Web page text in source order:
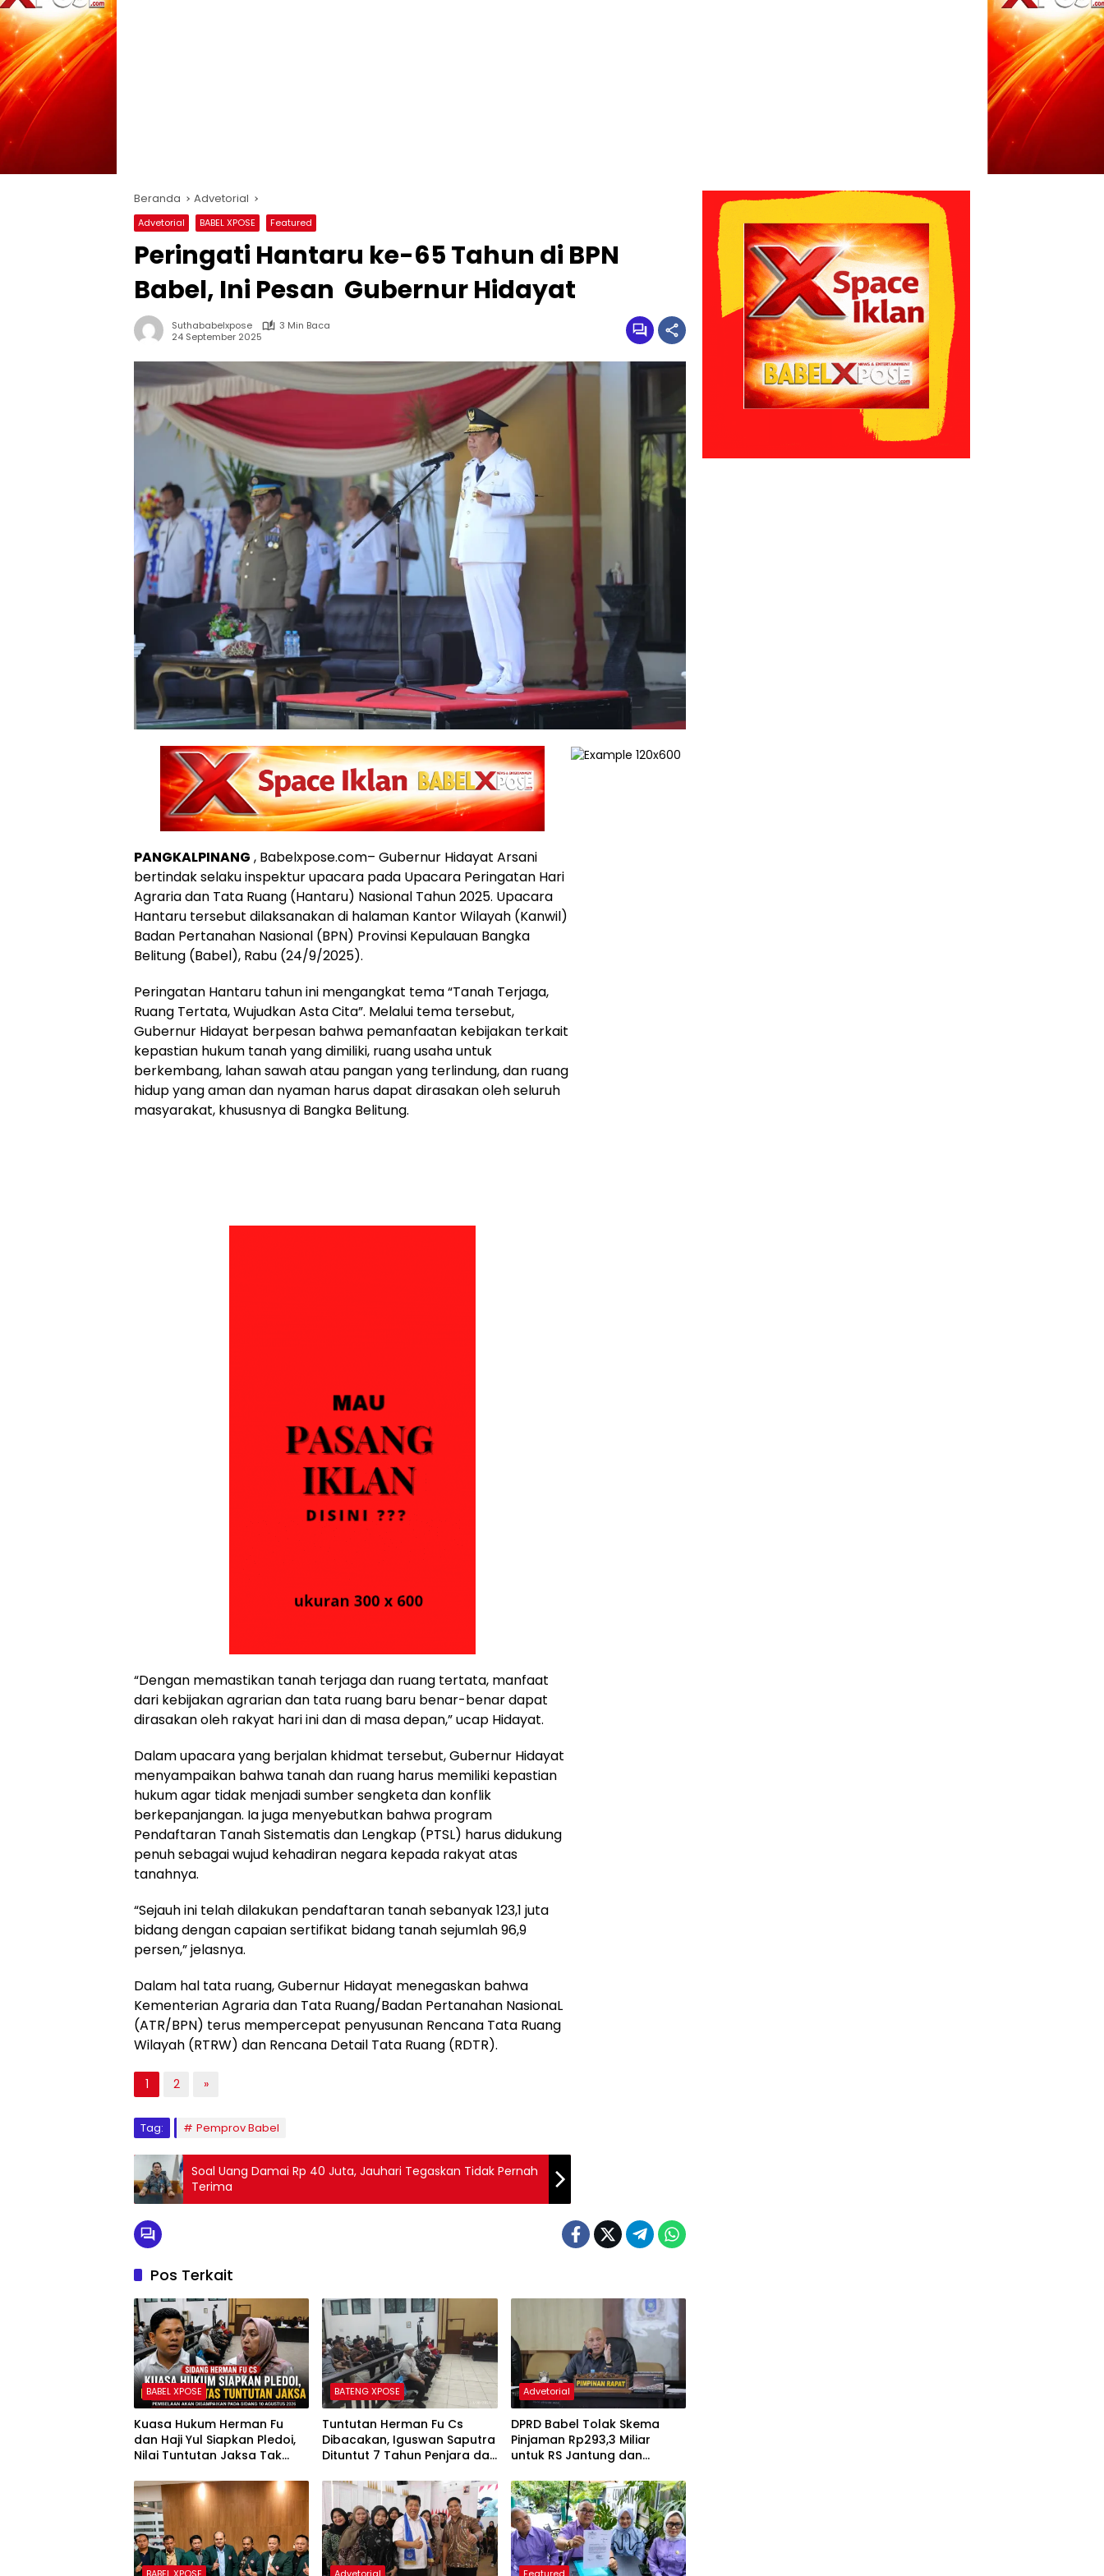
Beranda Advetorial
Advetorial BABEL XPOSE Featured
Peringati Hantaru ke-65 Tahun di BPN
Babel, Ini Pesan Gubernur Hidayat
Suthababelxpose
3 Min Baca
24 September 2025
PANGKALPINANG , Babelxpose.com– Gubernur Hidayat Arsani
bertindak selaku inspektur upacara pada Upacara Peringatan Hari
Agraria dan Tata Ruang (Hantaru) Nasional Tahun 2025. Upacara
Hantaru tersebut dilaksanakan di halaman Kantor Wilayah (Kanwil)
Badan Pertanahan Nasional (BPN) Provinsi Kepulauan Bangka
Belitung (Babel), Rabu (24/9/2025).
Peringatan Hantaru tahun ini mengangkat tema “Tanah Terjaga,
Ruang Tertata, Wujudkan Asta Cita”. Melalui tema tersebut,
Gubernur Hidayat berpesan bahwa pemanfaatan kebijakan terkait
kepastian hukum tanah yang dimiliki, ruang usaha untuk
berkembang, lahan sawah atau pangan yang terlindung, dan ruang
hidup yang aman dan nyaman harus dapat dirasakan oleh seluruh
masyarakat, khususnya di Bangka Belitung.
“Dengan memastikan tanah terjaga dan ruang tertata, manfaat
dari kebijakan agrarian dan tata ruang baru benar-benar dapat
dirasakan oleh rakyat hari ini dan di masa depan,” ucap Hidayat.
Dalam upacara yang berjalan khidmat tersebut, Gubernur Hidayat
menyampaikan bahwa tanah dan ruang harus memiliki kepastian
hukum agar tidak menjadi sumber sengketa dan konflik
berkepanjangan. Ia juga menyebutkan bahwa program
Pendaftaran Tanah Sistematis dan Lengkap (PTSL) harus didukung
penuh sebagai wujud kehadiran negara kepada rakyat atas
tanahnya.
“Sejauh ini telah dilakukan pendaftaran tanah sebanyak 123,1 juta
bidang dengan capaian sertifikat bidang tanah sejumlah 96,9
persen,” jelasnya.
Dalam hal tata ruang, Gubernur Hidayat menegaskan bahwa
Kementerian Agraria dan Tata Ruang/Badan Pertanahan NasionaL
(ATR/BPN) terus mempercepat penyusunan Rencana Tata Ruang
Wilayah (RTRW) dan Rencana Detail Tata Ruang (RDTR).
1 2 »
Tag: Pemprov Babel
Soal Uang Damai Rp 40 Juta, Jauhari Tegaskan Tidak Pernah
Terima
Pos Terkait
BABEL XPOSE
Kuasa Hukum Herman Fu
dan Haji Yul Siapkan Pledoi,
Nilai Tuntutan Jaksa Tak
BATENG XPOSE
Tuntutan Herman Fu Cs
Dibacakan, Iguswan Saputra
Dituntut 7 Tahun Penjara dan
Advetorial
DPRD Babel Tolak Skema
Pinjaman Rp293,3 Miliar
untuk RS Jantung dan
Kejar Royalti Timah